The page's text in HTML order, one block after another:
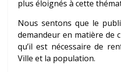
plus éloignés à cette
Nous sentons que le
demandeur en matière de
qu’il est nécessaire de
Ville et la population.